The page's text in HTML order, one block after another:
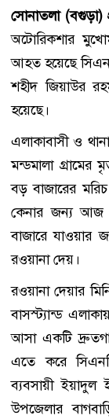
সোনাতলা (বগুড়া)
অটোরিকশার
আহত হয়েছে
শহীদ জিয়াউর
হয়েছে।
এলাকাবাসী ও
মন্ডমালা
বড় বাজারের
কেনার জন্য আজ
বাজারে যাওয়ার
রওয়ানা দেয়।
রওয়ানা দেয়ার
বাসস্ট্যান্ড
আসা একটি
এতে করে
ব্যবসায়ী
উপজেলার